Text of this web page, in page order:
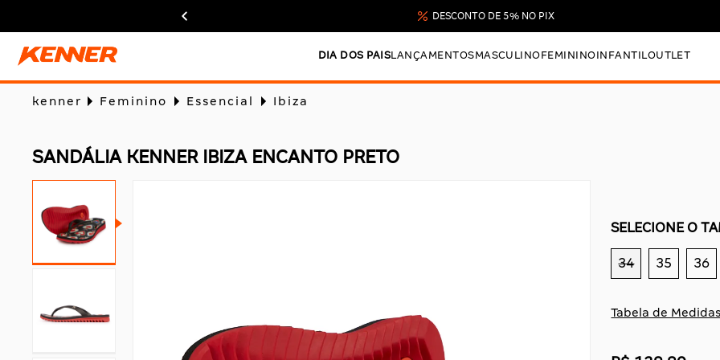
DESCONTO DE 5% NO PIX
DIA DOS PAISLANÇAMENTOSMASCULINOFEMININOINFANTILOUTLET
kenner Feminino Essencial Ibiza
SANDÁLIA KENNER IBIZA ENCANTO PRETO
SELECIONE O
34 35 36
Tabela de Medidas